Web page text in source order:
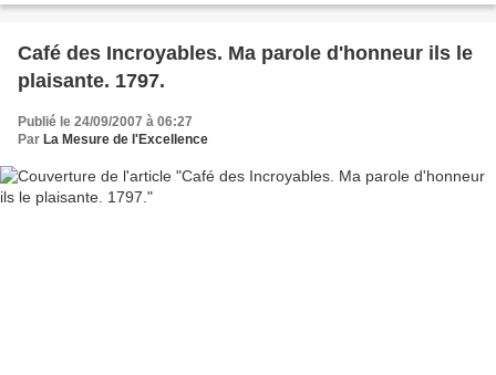
Café des Incroyables. Ma parole d'honneur ils le
plaisante. 1797.
Publié le 24/09/2007 à 06:27
Par La Mesure de l'Excellence